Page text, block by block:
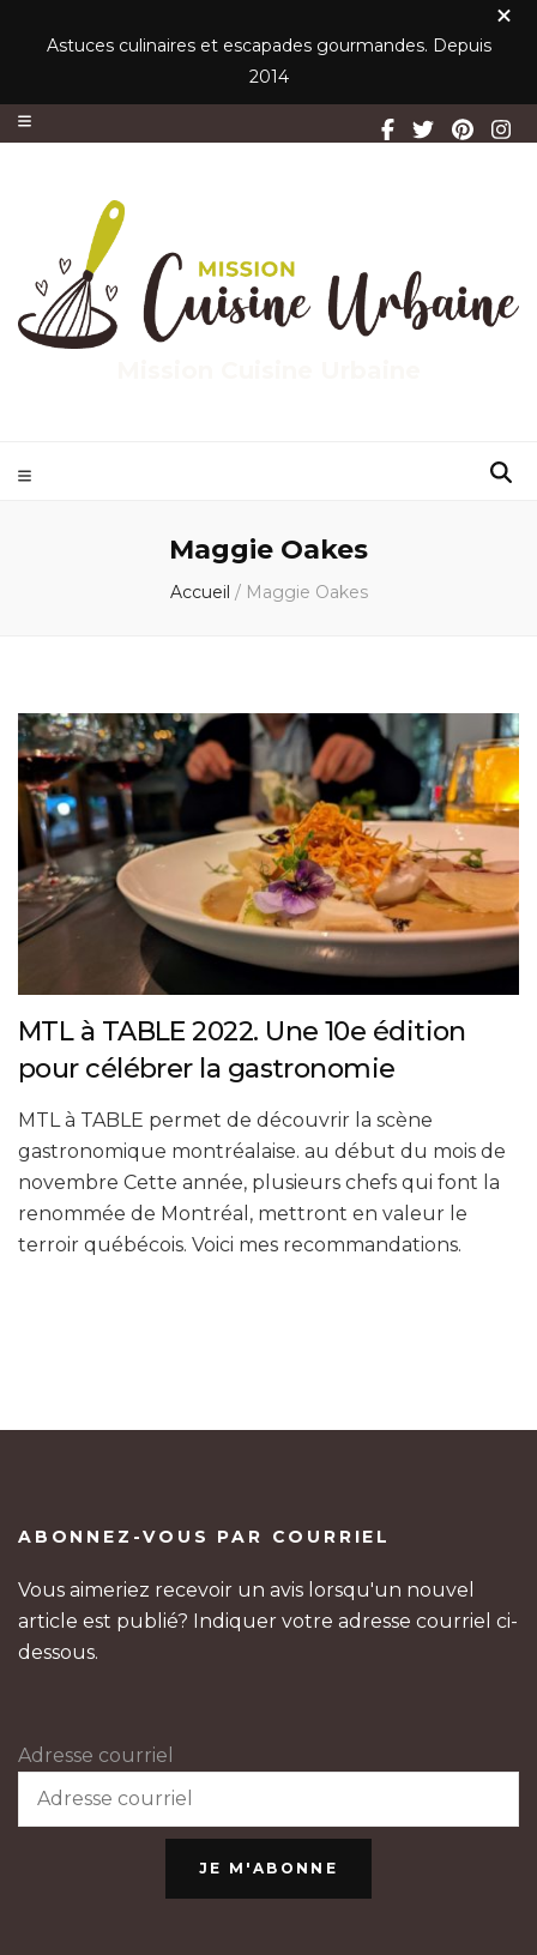
Astuces culinaires et escapades gourmandes. Depuis
2014
Maggie Oakes
Accueil / Maggie Oakes
MTL à TABLE 2022. Une 10e édition
pour célébrer la gastronomie
MTL à TABLE permet de découvrir la scène
gastronomique montréalaise. au début du mois de
novembre Cette année, plusieurs chefs qui font la
renommée de Montréal, mettront en valeur le
terroir québécois. Voici mes recommandations.
ABONNEZ-VOUS PAR COURRIEL
Vous aimeriez recevoir un avis lorsqu'un nouvel
article est publié? Indiquer votre adresse courriel ci-
dessous.
Adresse courriel
JE M'ABONNE